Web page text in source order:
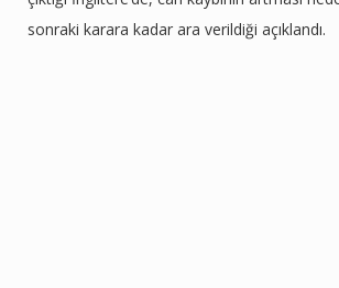
sonraki karara kadar ara verildiği açıklandı.